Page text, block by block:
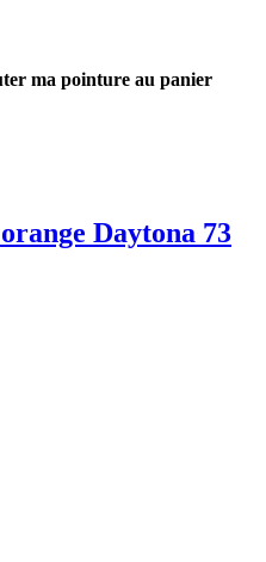
ma pointure au panier
Daytona 73